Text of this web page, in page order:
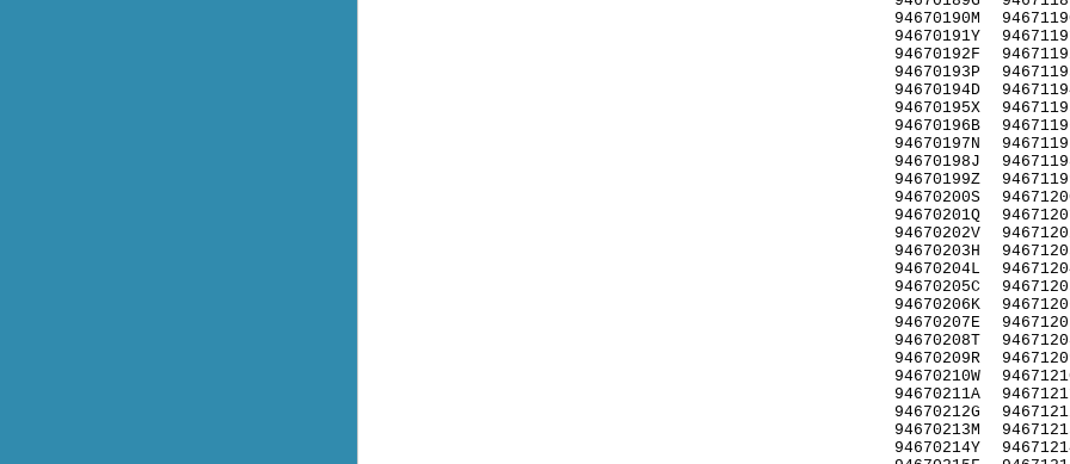
94670190M
94670191Y
94670192F
94670193P
94670194D
94670195X
94670196B
94670197N
94670198J
94670199Z
94670200S
94670201Q
94670202V
94670203H
94670204L
94670205C
94670206K
94670207E
94670208T
94670209R
94670210W
94670211A
94670212G
94670213M
94670214Y